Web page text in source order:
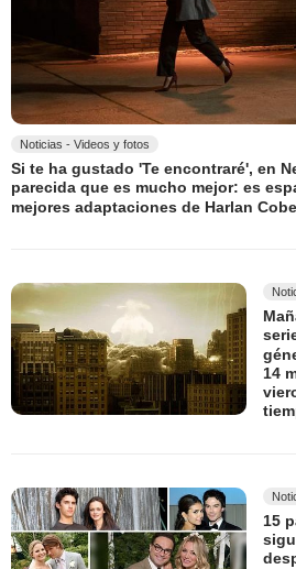
Noticias - Videos y fotos
Si te ha gustado 'Te encontraré', en
parecida que es mucho mejor: es
mejores adaptaciones de Harlan
14
15